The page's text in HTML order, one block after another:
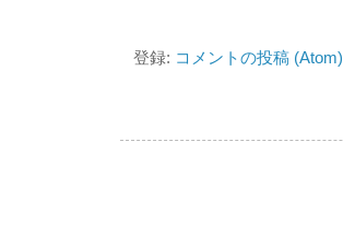
登録: コメントの投稿 (Atom)